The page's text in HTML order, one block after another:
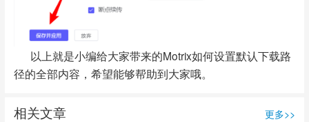
以上就是小编给大家带来的Motrix如何设置默认下载路
径的全部内容，希望能够帮助到大家哦。
相关文章
更多>>